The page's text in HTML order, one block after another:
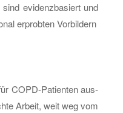
evi­denz­ba­siert und
er­prob­ten Vor­bil­dern
COPD-Pa­ti­en­ten aus­
Ar­beit, weit weg vom